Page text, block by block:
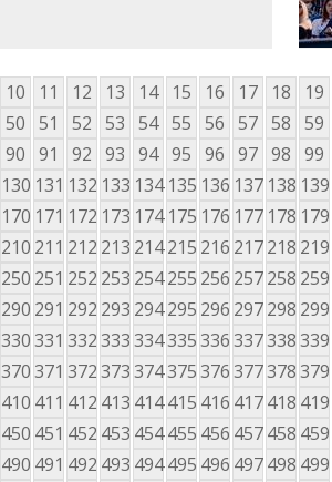
10 11 12 13 14 15 16 17 18 19
50 51 52 53 54 55 56 57 58 59
90 91 92 93 94 95 96 97 98 99
130 131 132 133 134 135 136 137 138 139
170 171 172 173 174 175 176 177 178 179
210 211 212 213 214215 216 217218 219
250 251 252 253 254255 256 257258 259
290 291 292 293 294295 296 297298 299
330331 332333334335336337338339
370371 372373374375376377378379
410 411 412 413 414415 416 417418 419
450 451 452 453 454455 456 457458 459
490 491 492 493 494495 496 497498 499